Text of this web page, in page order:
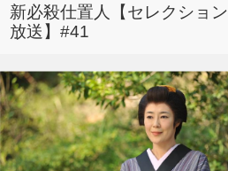
新必殺仕置人【セレクション
放送】#41